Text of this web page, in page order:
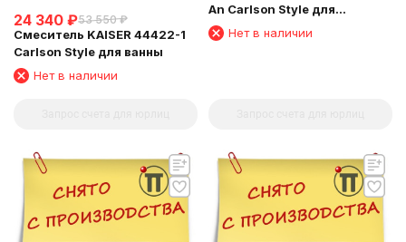
24 340 ₽53 550 ₽
Смеситель KAISER 44422-1
Carlson Style для ванны
Нет в наличии
An Carlson Style для
раковины
Нет в наличии